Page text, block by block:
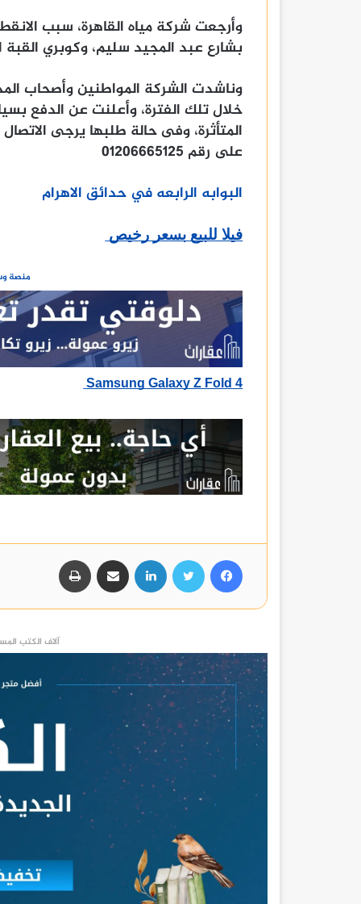
بشارع عبد المجيد سليم، وكوبري القبة
وناشدت الشركة المواطنين وأصحاب
خلال تلك الفترة، وأعلنت عن الدفع
على رقم 01206665125
البوابه الرابعه في حدائق الاهرام
فيلا للبيع بسعر رخيص
منصة
Samsung Galaxy Z Fold 4
آلاف الكتب